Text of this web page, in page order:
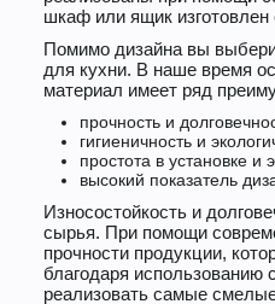
шкаф или ящик изготовлен
Помимо дизайна вы
для кухни. В наше время
материал имеет ряд
прочность и
гигиеничность и
простота в установке и
высокий показатель
Износостойкость и
сырья. При помощи
прочности продукции,
благодаря использованию
реализовать самые